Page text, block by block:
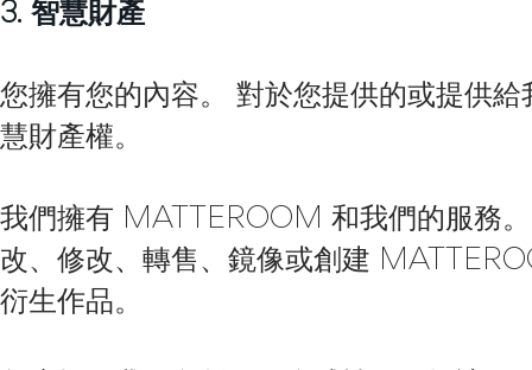
3. 智慧財產
您擁有您的內容。 對於您提供的或提供
慧財產權。
我們擁有 MATTEROOM 和我們的服務
改、修改、轉售、鏡像或創建
衍生作品。